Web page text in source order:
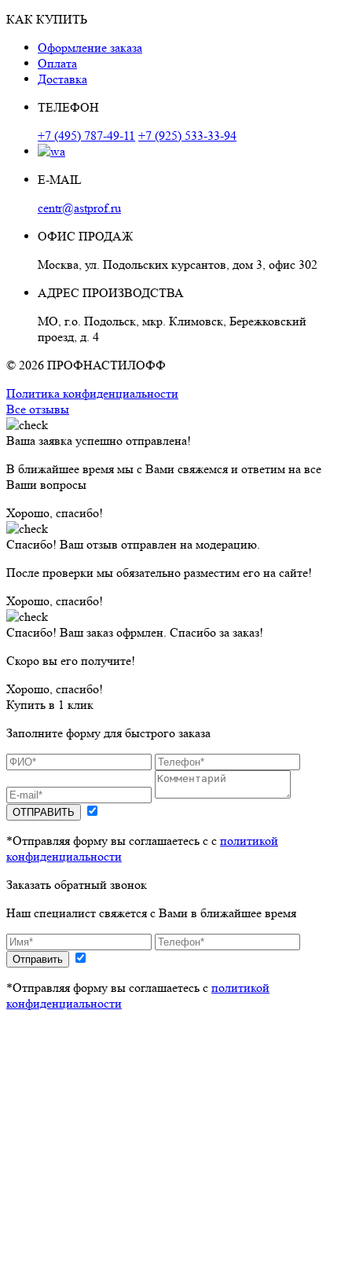
КАК КУПИТЬ
Оформление заказа
Оплата
Доставка
ТЕЛЕФОН
+7 (495) 787-49-11 +7 (925) 533-33-94
E-MAIL
centr@astprof.ru
ОФИС ПРОДАЖ
Москва, ул. Подольских курсантов, дом 3, офис 302
АДРЕС ПРОИЗВОДСТВА
МО, г.о. Подольск, мкр. Климовск, Бережковский
проезд, д. 4
© 2026 ПРОФНАСТИЛОФФ
Политика конфиденциальности
Все отзывы
Ваша заявка успешно отправлена!
В ближайшее время мы с Вами свяжемся и ответим на все
Ваши вопросы
Хорошо, спасибо!
Спасибо! Ваш отзыв отправлен на модерацию.
После проверки мы обязательно разместим его на сайте!
Хорошо, спасибо!
Спасибо! Ваш заказ офрмлен. Спасибо за заказ!
Скоро вы его получите!
Хорошо, спасибо!
Купить в 1 клик
Заполните форму для быстрого заказа
ОТПРАВИТЬ
*Отправляя форму вы соглашаетесь с с политикой
конфиденциальности
Заказать обратный звонок
Наш специалист свяжется с Вами в ближайшее время
Отправить
*Отправляя форму вы соглашаетесь с политикой
конфиденциальности